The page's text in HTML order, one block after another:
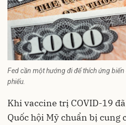
Fed cần một hướng đi để thích ứng
phiếu.
Khi vaccine trị COVID-19
Quốc hội Mỹ chuẩn bị cung